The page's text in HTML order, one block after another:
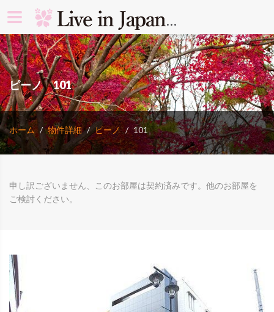
ピーノ 101
ホーム 物件詳細 ピーノ 101
申し訳ございません、このお部屋は契約済みです。他のお部屋を
ご検討ください。